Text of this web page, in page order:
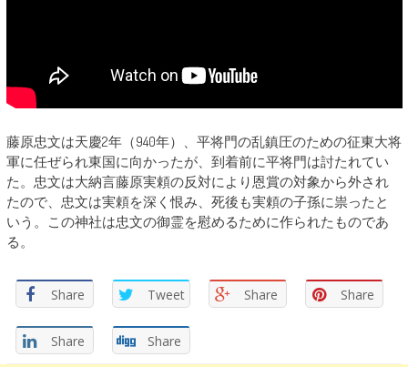
藤原忠文は天慶2年（940年）、平将門の乱鎮圧のための征東大将
軍に任ぜられ東国に向かったが、到着前に平将門は討たれてい
た。忠文は大納言藤原実頼の反対により恩賞の対象から外され
たので、忠文は実頼を深く恨み、死後も実頼の子孫に祟ったと
いう。この神社は忠文の御霊を慰めるために作られたものであ
る。
Share Tweet Share Share
Share Share